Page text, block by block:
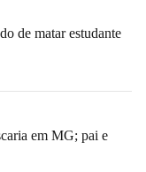
de matar estudante
em MG; pai e